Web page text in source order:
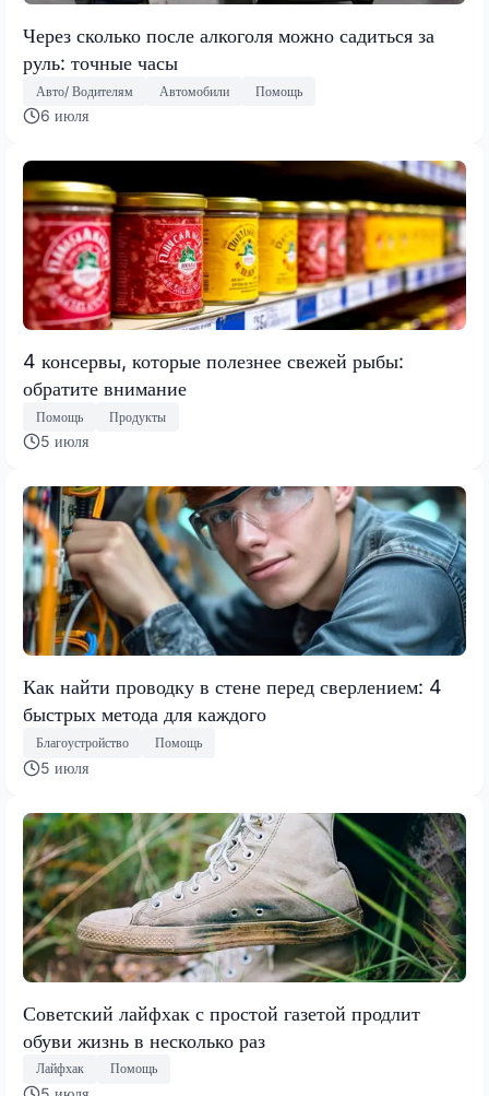
Через сколько после алкоголя можно садиться за
руль: точные часы
Авто/ Водителям Автомобили Помощь
6 июля
4 консервы, которые полезнее свежей рыбы:
обратите внимание
Помощь Продукты
5 июля
Как найти проводку в стене перед сверлением: 4
быстрых метода для каждого
Благоустройство Помощь
5 июля
Советский лайфхак с простой газетой продлит
обуви жизнь в несколько раз
Лайфхак Помощь